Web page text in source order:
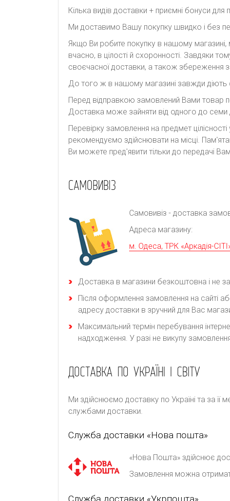
Кілька видів доставки + приємні бонуси для
Ми доставимо Вашу покупку швидко і без
Якщо Ви робите покупку в нашому магазині,
вчасно, в цілості й схоронності. Завдяки
своєчасної доставки, а також збереження
До того ж в нашому магазині завжди діють
Перед відправкою замовлений Вами товар
Доставка може зайняти від одного до семи
Перевірку замовлення на предмет
рекомендуємо здійснювати на місці.
Ви можете пред'явити тільки до передачі
САМОВИВІЗ
Самовивіз - доставка
Адреса магазину:
м. Одеса, ТРК «Аркадія-
Доставка в магазини безкоштовна і не
Після оформлення замовлення на сайті
адресу доставки в зручний для Вас
Максимальний термін перебування
надходження. У разі не викупу
ДОСТАВКА ПО УКРАЇНІ І СВІТУ
Ми здійснюємо доставку по Україні та за її
службами доставки.
Служба доставки «Нова пошта»
«Нова Пошта» здійснює
Замовлення можна